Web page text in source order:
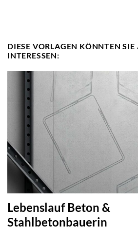
DIESE VORLAGEN KÖNNTEN SIE
INTERESSEN:
Lebenslauf Beton &
Stahlbetonbauerin